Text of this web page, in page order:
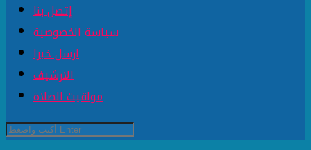
إتصل بنا
سياسة الخصوصية
ارسل خبرا
الارشيف
مواقيت الصلاة